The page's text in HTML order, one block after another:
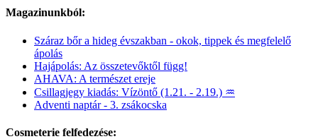
Magazinunkból:
Száraz bőr a hideg évszakban - okok, tippek és megfelelő
ápolás
Hajápolás: Az összetevőktől függ!
AHAVA: A természet ereje
Csillagjegy kiadás: Vízöntő (1.21. - 2.19.) ♒
Adventi naptár - 3. zsákocska
Cosmeterie felfedezése: